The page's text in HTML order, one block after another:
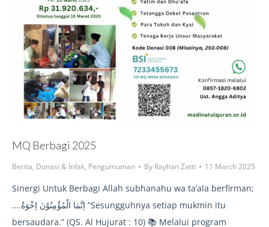
MQ Berbagi 2025
Berita, Donasi & Infak, Pengumuman By Rayhan Zatti 11 March 2025
Sinergi Untuk Berbagi Allah subhanahu wa ta’ala berfirman;
….اِنَّمَا الْمُؤْمِنُوْنَ اِخْوَةٌ “Sesungguhnya setiap mukmin itu
bersaudara.” (QS. Al Hujurat : 10) 📚 Melalui program